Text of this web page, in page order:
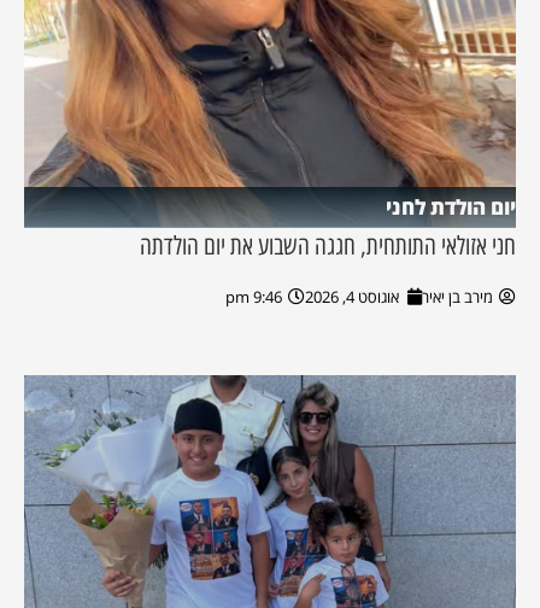
יום הולדת לחני
חני אזולאי התותחית, חגגה השבוע את יום הולדתה
מירב בן יאיר אוגוסט 4, 2026 9:46 pm